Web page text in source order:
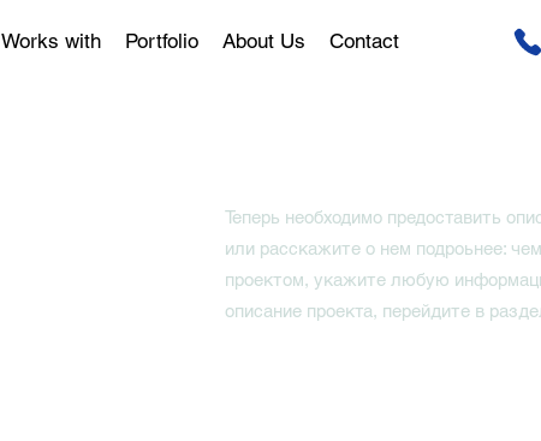
Works with Portfolio About Us Contact
Теперь необходимо предоставить
или расскажите о нем подроьнее:
проектом, укажите любую
описание проекта, перейдите в